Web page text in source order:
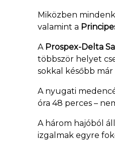
Miközben
valamint a
A Prospex-Delta
többször helyet
sokkal később már
A nyugati
óra 48 perces –
A három hajóból
izgalmak egyre